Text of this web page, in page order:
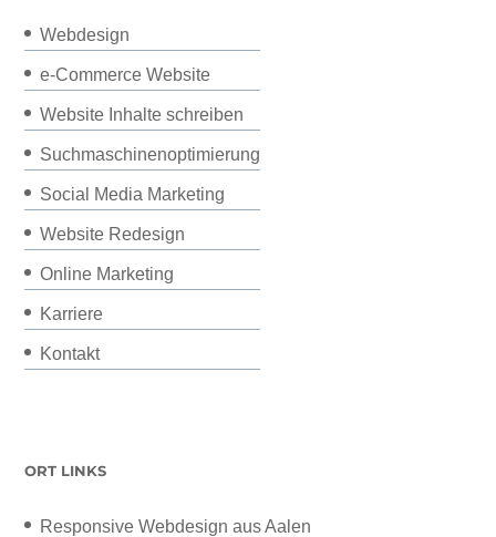
Webdesign
e-Commerce Website
Website Inhalte schreiben
Suchmaschinenoptimierung
Social Media Marketing
Website Redesign
Online Marketing
Karriere
Kontakt
ORT LINKS
Responsive Webdesign aus Aalen